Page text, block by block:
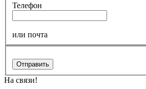
Телефон
или почта
Отправить
На связи!